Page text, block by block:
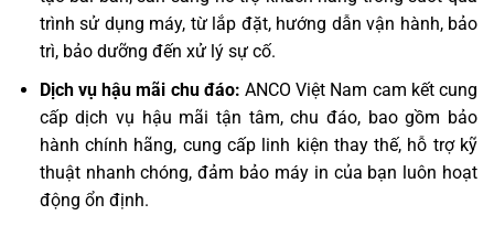
trình sử dụng máy, từ lắp đặt, hướng dẫn vận hành, bảo
trì, bảo dưỡng đến xử lý sự cố.
Dịch vụ hậu mãi chu đáo: ANCO Việt Nam cam kết cung
cấp dịch vụ hậu mãi tận tâm, chu đáo, bao gồm bảo
hành chính hãng, cung cấp linh kiện thay thế, hỗ trợ kỹ
thuật nhanh chóng, đảm bảo máy in của bạn luôn hoạt
động ổn định.